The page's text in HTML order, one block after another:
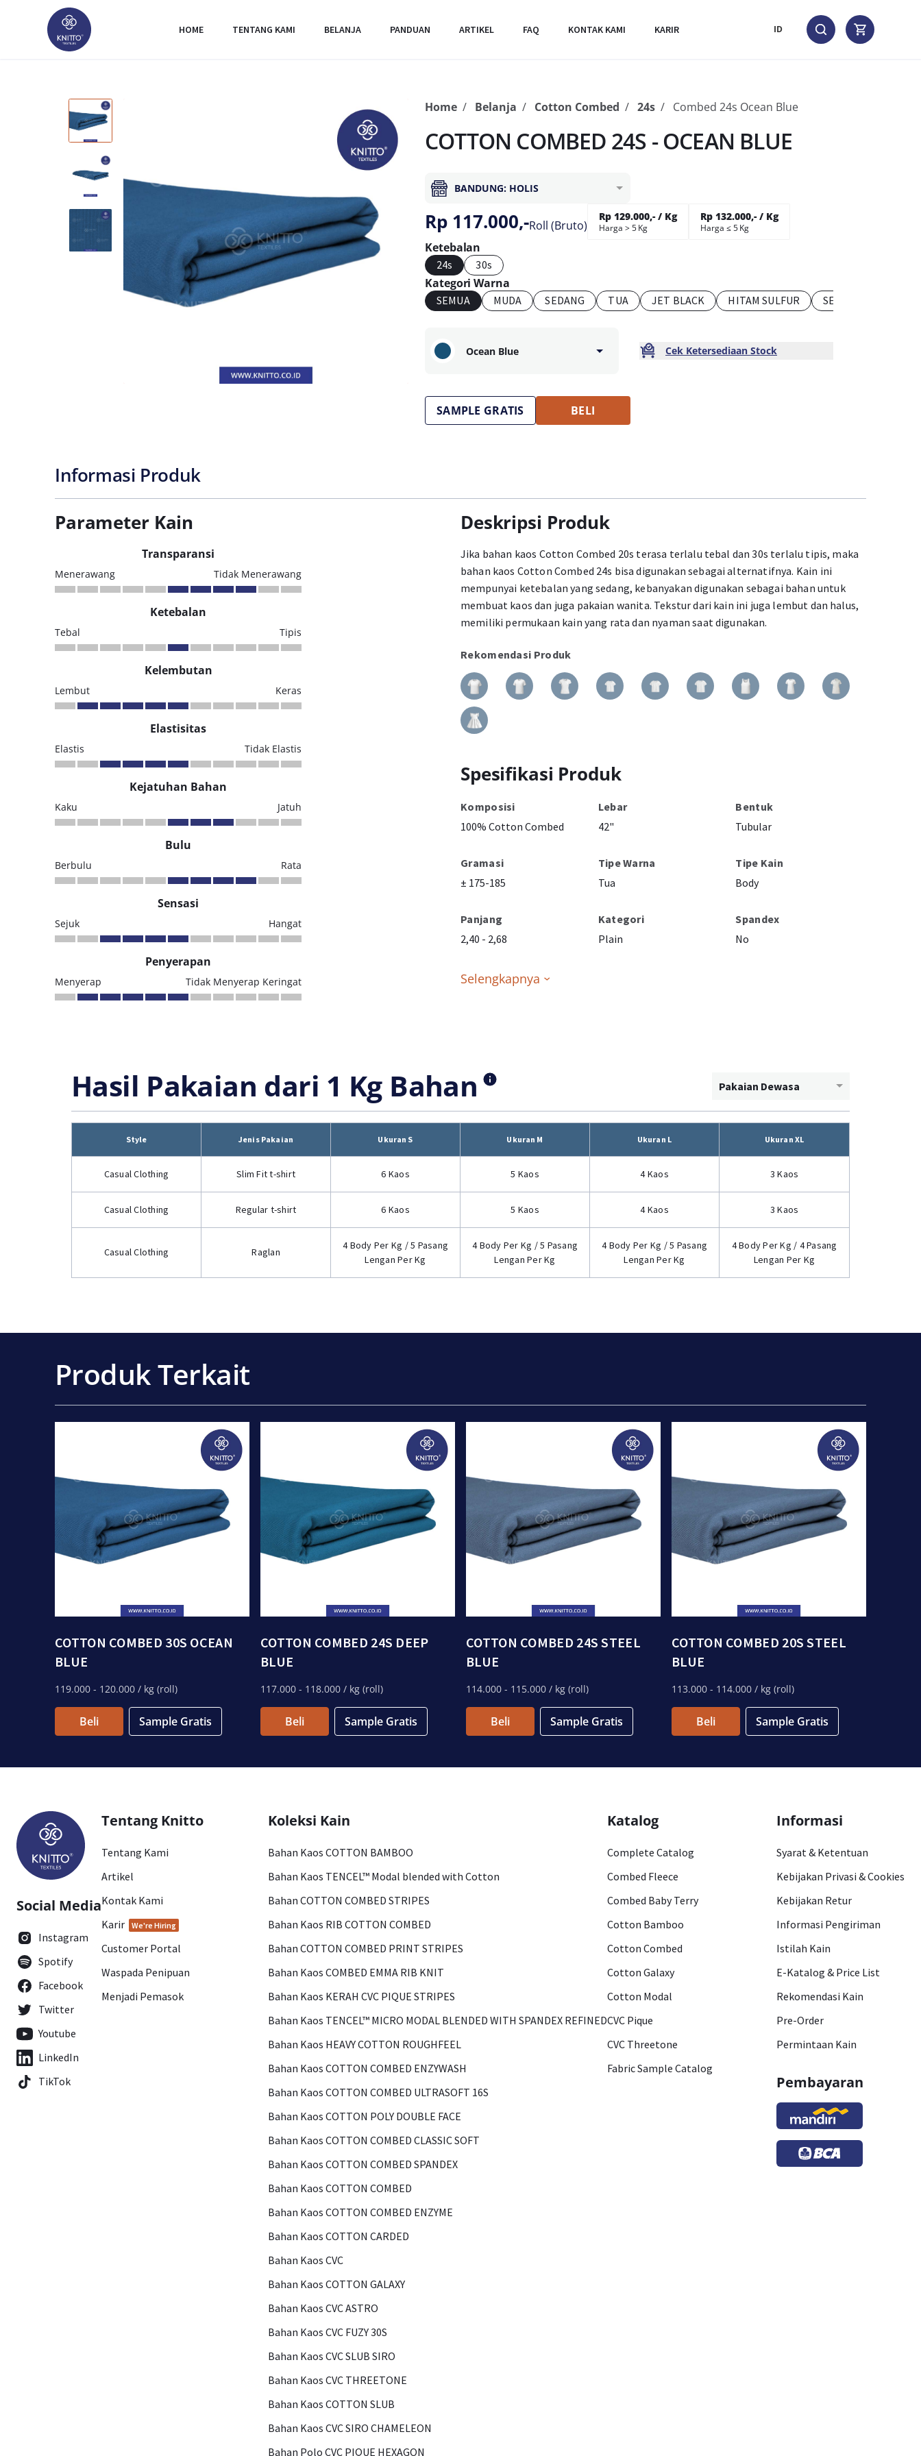
HOME TENTANG KAMI BELANJA PANDUAN ARTIKEL FAQ KONTAK KAMI KARIR ID
Home Belanja Cotton Combed 24s Combed 24s Ocean Blue
COTTON COMBED 24S - OCEAN BLUE
BANDUNG: HOLIS
Rp 117.000,-Roll (Bruto)
Rp 129.000,- / Kg
Harga > 5 Kg
Rp 132.000,- / Kg
Harga ≤ 5 Kg
Ketebalan
24s 30s
Kategori Warna
SEMUA MUDA SEDANG TUA JET BLACK HITAM SULFUR SEDANG MUDA
Ocean Blue Cek Ketersediaan Stock
SAMPLE GRATIS BELI
Informasi Produk
Parameter Kain
Transparansi
Menerawang Tidak Menerawang
Ketebalan
Tebal Tipis
Kelembutan
Lembut Keras
Elastisitas
Elastis Tidak Elastis
Kejatuhan Bahan
Kaku Jatuh
Bulu
Berbulu Rata
Sensasi
Sejuk Hangat
Penyerapan
Menyerap Tidak Menyerap Keringat
Deskripsi Produk
Jika bahan kaos Cotton Combed 20s terasa terlalu tebal dan 30s terlalu tipis, maka
bahan kaos Cotton Combed 24s bisa digunakan sebagai alternatifnya. Kain ini
mempunyai ketebalan yang sedang, kebanyakan digunakan sebagai bahan untuk
membuat kaos dan juga pakaian wanita. Tekstur dari kain ini juga lembut dan halus,
memiliki permukaan kain yang rata dan nyaman saat digunakan.
Rekomendasi Produk
Spesifikasi Produk
Komposisi
100% Cotton Combed
Lebar
42"
Bentuk
Tubular
Gramasi
± 175-185
Tipe Warna
Tua
Tipe Kain
Body
Panjang
2,40 - 2,68
Kategori
Plain
Spandex
No
Selengkapnya
Hasil Pakaian dari 1 Kg Bahan Pakaian Dewasa
Style Jenis Pakaian Ukuran S Ukuran M Ukuran L Ukuran XL
Casual Clothing Slim Fit t-shirt 6 Kaos 5 Kaos 4 Kaos 3 Kaos
Casual Clothing Regular t-shirt 6 Kaos 5 Kaos 4 Kaos 3 Kaos
Casual Clothing Raglan
4 Body Per Kg / 5 Pasang
Lengan Per Kg
4 Body Per Kg / 5 Pasang
Lengan Per Kg
4 Body Per Kg / 5 Pasang
Lengan Per Kg
4 Body Per Kg / 4 Pasang
Lengan Per Kg
Produk Terkait
COTTON COMBED 30S OCEAN
BLUE
119.000 - 120.000 / kg (roll)
Beli Sample Gratis
COTTON COMBED 24S DEEP
BLUE
117.000 - 118.000 / kg (roll)
Beli Sample Gratis
COTTON COMBED 24S STEEL
BLUE
114.000 - 115.000 / kg (roll)
Beli Sample Gratis
COTTON COMBED 20S STEEL
BLUE
113.000 - 114.000 / kg (roll)
Beli Sample Gratis
Social Media
Instagram
Spotify
Facebook
Twitter
Youtube
LinkedIn
TikTok
Tentang Knitto
Tentang Kami
Artikel
Kontak Kami
Karir
We're Hiring
Customer Portal
Waspada Penipuan
Menjadi Pemasok
Koleksi Kain
Bahan Kaos COTTON BAMBOO
Bahan Kaos TENCEL™ Modal blended with Cotton
Bahan COTTON COMBED STRIPES
Bahan Kaos RIB COTTON COMBED
Bahan COTTON COMBED PRINT STRIPES
Bahan Kaos COMBED EMMA RIB KNIT
Bahan Kaos KERAH CVC PIQUE STRIPES
Bahan Kaos TENCEL™ MICRO MODAL BLENDED WITH SPANDEX REFINED
Bahan Kaos HEAVY COTTON ROUGHFEEL
Bahan Kaos COTTON COMBED ENZYWASH
Bahan Kaos COTTON COMBED ULTRASOFT 16S
Bahan Kaos COTTON POLY DOUBLE FACE
Bahan Kaos COTTON COMBED CLASSIC SOFT
Bahan Kaos COTTON COMBED SPANDEX
Bahan Kaos COTTON COMBED
Bahan Kaos COTTON COMBED ENZYME
Bahan Kaos COTTON CARDED
Bahan Kaos CVC
Bahan Kaos COTTON GALAXY
Bahan Kaos CVC ASTRO
Bahan Kaos CVC FUZY 30S
Bahan Kaos CVC SLUB SIRO
Bahan Kaos CVC THREETONE
Bahan Kaos COTTON SLUB
Bahan Kaos CVC SIRO CHAMELEON
Bahan Polo CVC PIQUE HEXAGON
Katalog
Complete Catalog
Combed Fleece
Combed Baby Terry
Cotton Bamboo
Cotton Combed
Cotton Galaxy
Cotton Modal
CVC Pique
CVC Threetone
Fabric Sample Catalog
Informasi
Syarat & Ketentuan
Kebijakan Privasi & Cookies
Kebijakan Retur
Informasi Pengiriman
Istilah Kain
E-Katalog & Price List
Rekomendasi Kain
Pre-Order
Permintaan Kain
Pembayaran